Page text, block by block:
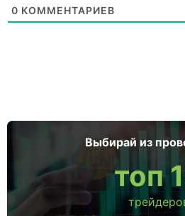
0 КОММЕНТАРИЕВ
Выбирай из
топ